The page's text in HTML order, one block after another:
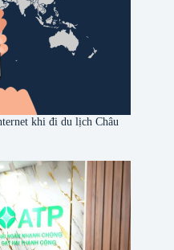
khi đi du lịch Châu